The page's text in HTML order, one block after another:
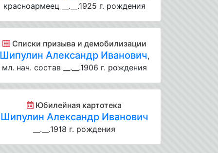
красноармеец __.__.1925 г. рождения
Списки призыва и демобилизации
Александр Иванович,
мл. нач. состав __.__.1906 г. рождения
Юбилейная картотека
Шипулин Александр Иванович
__.__.1918 г. рождения